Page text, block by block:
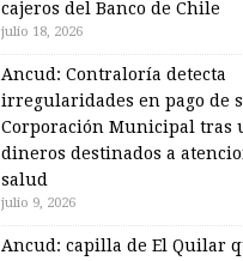
cajeros del Banco de Chile
julio 18, 2026
Ancud: Contraloría detecta
irregularidades en pago de
Corporación Municipal tras
dineros destinados a
salud
julio 9, 2026
Ancud: capilla de El Quilar